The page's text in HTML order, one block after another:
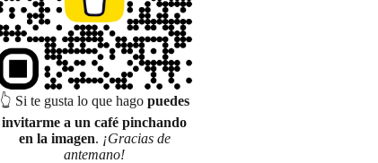
👆 Si te gusta lo que hago puedes
invitarme a un café pinchando
en la imagen. ¡Gracias de
antemano!